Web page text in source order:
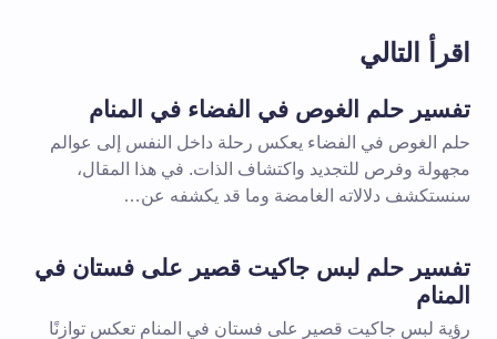
اقرأ التالي
تفسير حلم الغوص في الفضاء في المنام
حلم الغوص في الفضاء يعكس رحلة داخل النفس إلى عوالم
مجهولة وفرص للتجديد واكتشاف الذات. في هذا المقال،
سنستكشف دلالاته الغامضة وما قد يكشفه عن…
تفسير حلم لبس جاكيت قصير على فستان في
المنام
رؤية لبس جاكيت قصير على فستان في المنام تعكس توازنًا